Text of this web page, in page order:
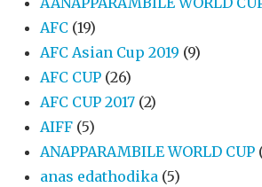
AFC (19)
AFC Asian Cup 2019 (9)
AFC CUP (26)
AFC CUP 2017 (2)
AIFF (5)
ANAPPARAMBILE WORLD CUP
anas edathodika (5)